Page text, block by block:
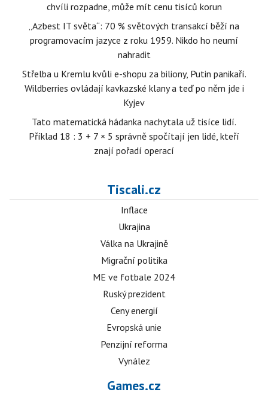
chvíli rozpadne, může mít cenu tisíců korun
„Azbest IT světa“: 70 % světových transakcí běží na
programovacím jazyce z roku 1959. Nikdo ho neumí
nahradit
Střelba u Kremlu kvůli e-shopu za biliony, Putin panikaří.
Wildberries ovládají kavkazské klany a teď po něm jde i
Kyjev
Tato matematická hádanka nachytala už tisíce lidí.
Příklad 18 : 3 + 7 × 5 správně spočítají jen lidé, kteří
znají pořadí operací
Tiscali.cz
Inflace
Ukrajina
Válka na Ukrajině
Migrační politika
ME ve fotbale 2024
Ruský prezident
Ceny energií
Evropská unie
Penzijní reforma
Vynález
Games.cz